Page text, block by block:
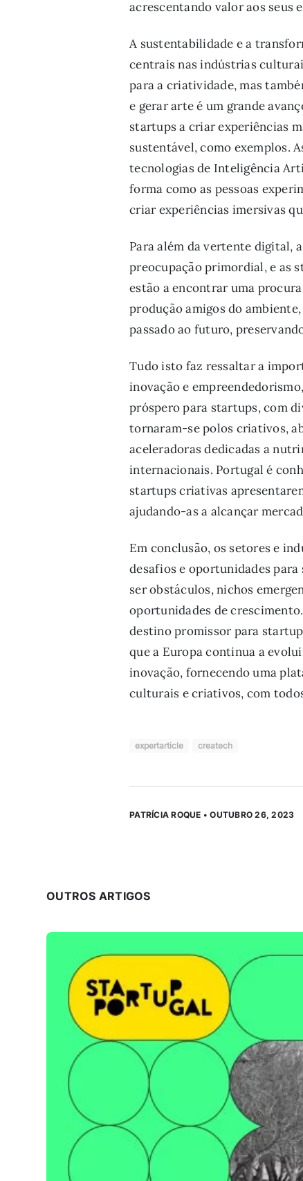
acrescentando valor aos seus
A sustentabilidade e a
centrais nas indústrias
para a criatividade, mas
e gerar arte é um grande
startups a criar experiências
sustentável, como exemplos.
tecnologias de Inteligência
forma como as pessoas
criar experiências imersivas
Para além da vertente digital,
preocupação primordial, e as
estão a encontrar uma
produção amigos do
passado ao futuro,
Tudo isto faz ressaltar a
inovação e
próspero para startups, com
tornaram-se polos criativos,
aceleradoras dedicadas a
internacionais. Portugal é
startups criativas
ajudando-as a alcançar
Em conclusão, os setores e
desafios e oportunidades
ser obstáculos, nichos
oportunidades de
destino promissor para
que a Europa continua a
inovação, fornecendo uma
culturais e criativos, com
expertarticle createch
PATRÍCIA ROQUE • OUTUBRO 26, 2023
OUTROS ARTIGOS